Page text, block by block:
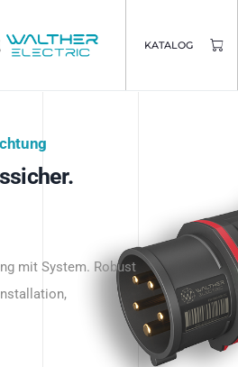
KATALOG
Stromverteilung
hier.
mit System. Robust
geschützt und